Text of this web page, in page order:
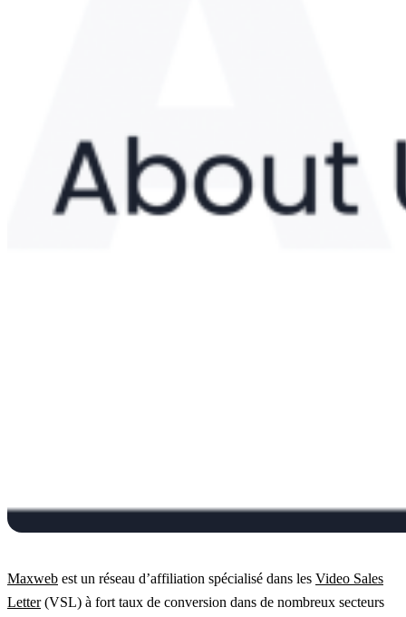
Maxweb est un réseau d’affiliation spécialisé dans les Video Sales
Letter(VSL) à fort taux de conversion dans de nombreux secteurs